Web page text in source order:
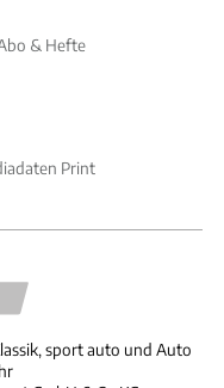
& Hefte
Print
sport auto und Auto